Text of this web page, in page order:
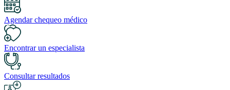
Agendar chequeo médico
Encontrar un especialista
Consultar resultados